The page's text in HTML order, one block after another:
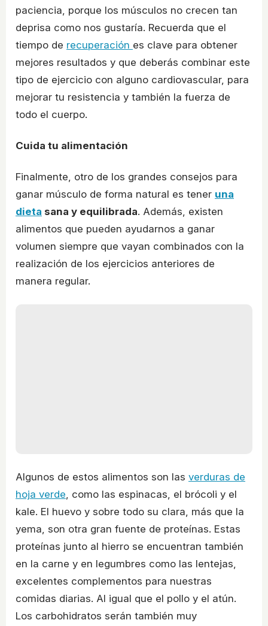
paciencia, porque los músculos no crecen tan
deprisa como nos gustaría. Recuerda que el
tiempo de recuperación es clave para obtener
mejores resultados y que deberás combinar este
tipo de ejercicio con alguno cardiovascular, para
mejorar tu resistencia y también la fuerza de
todo el cuerpo.
Cuida tu alimentación
Finalmente, otro de los grandes consejos para
ganar músculo de forma natural es tener una
dieta sana y equilibrada. Además, existen
alimentos que pueden ayudarnos a ganar
volumen siempre que vayan combinados con la
realización de los ejercicios anteriores de
manera regular.
Algunos de estos alimentos son las verduras de
hoja verde , como las espinacas, el brócoli y el
kale. El huevo y sobre todo su clara, más que la
yema, son otra gran fuente de proteínas. Estas
proteínas junto al hierro se encuentran también
en la carne y en legumbres como las lentejas,
excelentes complementos para nuestras
comidas diarias. Al igual que el pollo y el atún.
Los carbohidratos serán también muy